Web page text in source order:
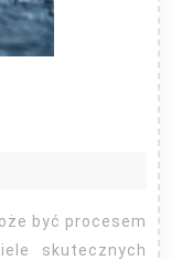
skutecznych